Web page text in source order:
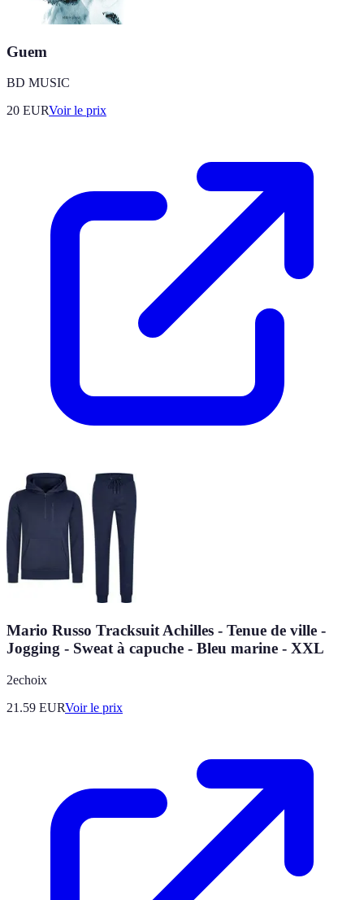
Guem
BD MUSIC
20 EURVoir le prix
Mario Russo Tracksuit Achilles - Tenue de ville -
Jogging - Sweat à capuche - Bleu marine - XXL
2echoix
21.59 EURVoir le prix